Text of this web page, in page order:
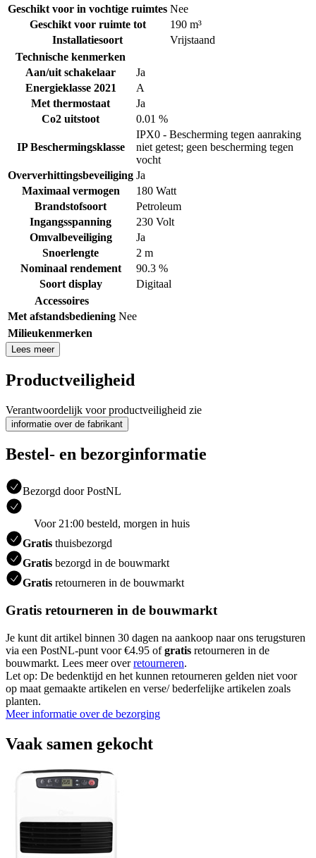
Geschikt voor in vochtige ruimtes Nee
Geschikt voor ruimte tot
190 m³
Installatiesoort
Vrijstaand
Technische kenmerken
Aan/uit schakelaar
Ja
Energieklasse 2021
A
Met thermostaat
Ja
Co2 uitstoot
0.01 %
IP Beschermingsklasse
IPX0 - Bescherming tegen aanraking
niet getest; geen bescherming tegen
vocht
Oververhittingsbeveiliging Ja
Maximaal vermogen
180 Watt
Brandstofsoort
Petroleum
Ingangsspanning
230 Volt
Omvalbeveiliging
Ja
Snoerlengte
2 m
Nominaal rendement
90.3 %
Soort display
Digitaal
Accessoires
Met afstandsbediening Nee
Milieukenmerken
Lees meer
Productveiligheid
Verantwoordelijk voor productveiligheid zie
informatie over de fabrikant
Bestel- en bezorginformatie
Bezorgd door PostNL
Voor 21:00 besteld, morgen in huis
Gratis thuisbezorgd
Gratis bezorgd in de bouwmarkt
Gratis retourneren in de bouwmarkt
Gratis retourneren in de bouwmarkt
Je kunt dit artikel binnen 30 dagen na aankoop naar ons terugsturen
via een PostNL-punt voor €4.95 ofgratis retourneren in de
bouwmarkt. Lees meer overretourneren.
Let op: De bedenktijd en het kunnen retourneren gelden niet voor
op maat gemaakte artikelen en verse/ bederfelijke artikelen zoals
planten.
Meer informatie over de bezorging
Vaak samen gekocht